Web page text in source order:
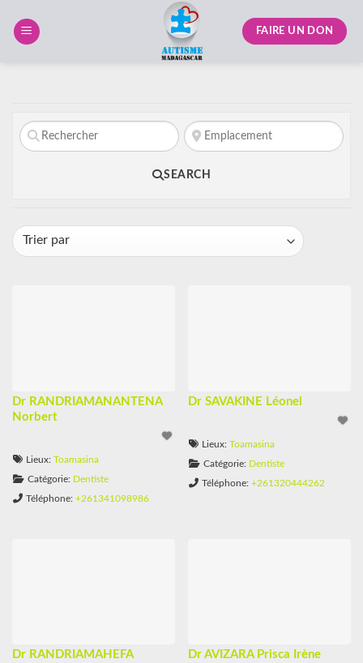
FAIRE UN DON
SEARCH
Dr RANDRIAMANANTENA
Norbert
Lieux: Toamasina
Catégorie: Dentiste
Téléphone: +261341098986
Dr SAVAKINE Léonel
Lieux: Toamasina
Catégorie: Dentiste
Téléphone: +261320444262
Dr RANDRIAMAHEFA
Dr AVIZARA Prisca Irène